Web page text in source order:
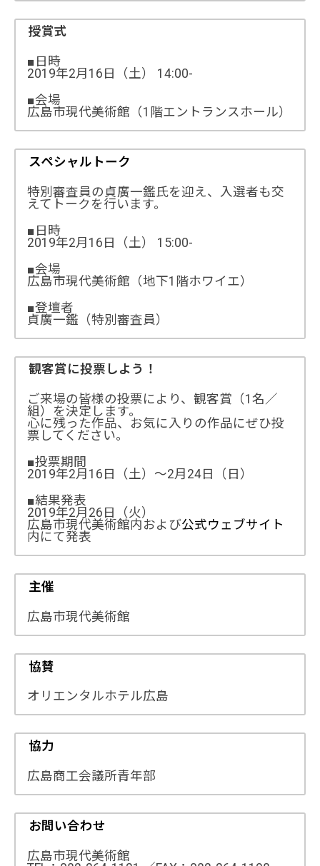
授賞式
■日時
2019年2月16日（土） 14:00-
■会場
広島市現代美術館（1階エントランスホール）
スペシャルトーク
特別審査員の貞廣一鑑氏を迎え、入選者も交
えてトークを行います。
■日時
2019年2月16日（土） 15:00-
■会場
広島市現代美術館（地下1階ホワイエ）
■登壇者
貞廣一鑑（特別審査員）
観客賞に投票しよう！
ご来場の皆様の投票により、観客賞（1名／
組）を決定します。
心に残った作品、お気に入りの作品にぜひ投
票してください。
■投票期間
2019年2月16日（土）～2月24日（日）
■結果発表
2019年2月26日（火）
広島市現代美術館内および公式ウェブサイト
内にて発表
主催
広島市現代美術館
協賛
オリエンタルホテル広島
協力
広島商工会議所青年部
お問い合わせ
広島市現代美術館